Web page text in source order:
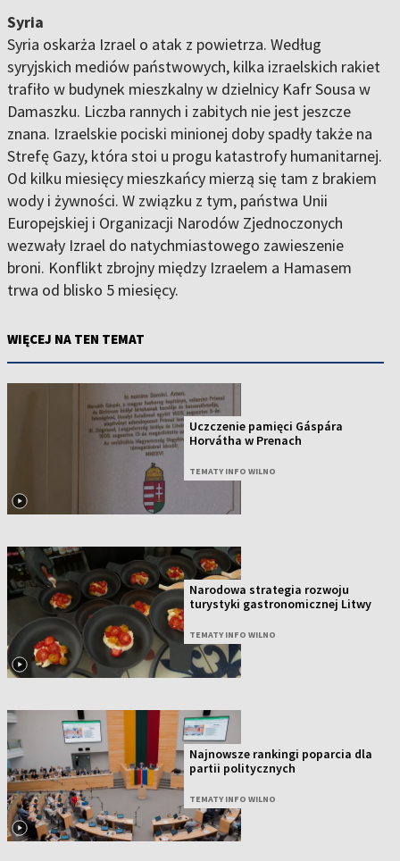
Syria
Syria oskarża Izrael o atak z powietrza. Według
syryjskich mediów państwowych, kilka izraelskich rakiet
trafiło w budynek mieszkalny w dzielnicy Kafr Sousa w
Damaszku. Liczba rannych i zabitych nie jest jeszcze
znana. Izraelskie pociski minionej doby spadły także na
Strefę Gazy, która stoi u progu katastrofy humanitarnej.
Od kilku miesięcy mieszkańcy mierzą się tam z brakiem
wody i żywności. W związku z tym, państwa Unii
Europejskiej i Organizacji Narodów Zjednoczonych
wezwały Izrael do natychmiastowego zawieszenie
broni. Konflikt zbrojny między Izraelem a Hamasem
trwa od blisko 5 miesięcy.
WIĘCEJ NA TEN TEMAT
Uczczenie pamięci Gáspára
Horvátha w Prenach
TEMATY INFO WILNO
Narodowa strategia rozwoju
turystyki gastronomicznej Litwy
TEMATY INFO WILNO
Najnowsze rankingi poparcia dla
partii politycznych
TEMATY INFO WILNO